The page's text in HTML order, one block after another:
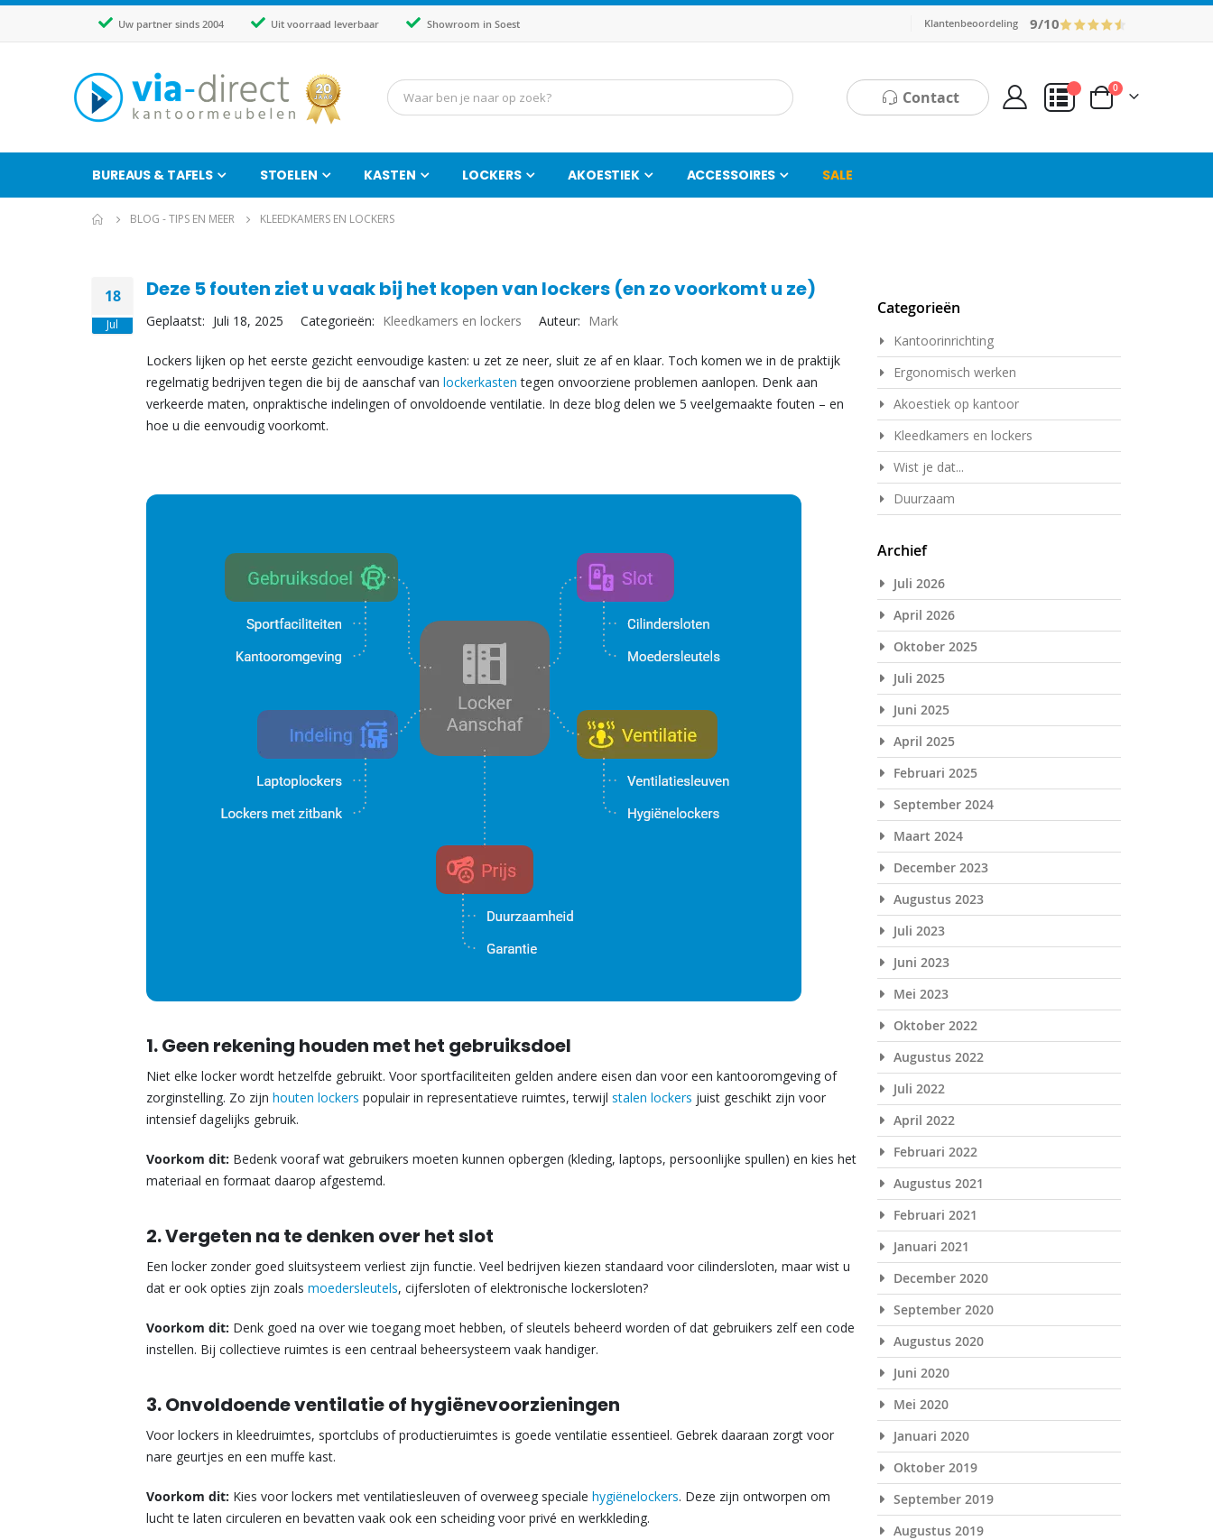
Uw partner sinds 2004 Uit voorraad leverbaar Showroom in Soest Klantenbeoordeling 9/10
Contact Cart
0producten
BUREAUS & TAFELS STOELEN KASTEN LOCKERS AKOESTIEK ACCESSOIRES SALE
BLOG - TIPS EN MEER KLEEDKAMERS EN LOCKERS
18
Jul
Deze 5 fouten ziet u vaak bij het kopen van lockers (en zo voorkomt u ze)
Geplaatst: Juli 18, 2025 Categorieën: Kleedkamers en lockers Auteur: Mark
Lockers lijken op het eerste gezicht eenvoudige kasten: u zet ze neer, sluit ze af en klaar. Toch komen we in de praktijk
regelmatig bedrijven tegen die bij de aanschaf van lockerkasten tegen onvoorziene problemen aanlopen. Denk aan
verkeerde maten, onpraktische indelingen of onvoldoende ventilatie. In deze blog delen we 5 veelgemaakte fouten – en
hoe u die eenvoudig voorkomt.
1. Geen rekening houden met het gebruiksdoel
Niet elke locker wordt hetzelfde gebruikt. Voor sportfaciliteiten gelden andere eisen dan voor een kantooromgeving of
zorginstelling. Zo zijn houten lockers populair in representatieve ruimtes, terwijl stalen lockers juist geschikt zijn voor
intensief dagelijks gebruik.
Voorkom dit: Bedenk vooraf wat gebruikers moeten kunnen opbergen (kleding, laptops, persoonlijke spullen) en kies het
materiaal en formaat daarop afgestemd.
2. Vergeten na te denken over het slot
Een locker zonder goed sluitsysteem verliest zijn functie. Veel bedrijven kiezen standaard voor cilindersloten, maar wist u
dat er ook opties zijn zoals moedersleutels, cijfersloten of elektronische lockersloten?
Voorkom dit: Denk goed na over wie toegang moet hebben, of sleutels beheerd worden of dat gebruikers zelf een code
instellen. Bij collectieve ruimtes is een centraal beheersysteem vaak handiger.
3. Onvoldoende ventilatie of hygiënevoorzieningen
Voor lockers in kleedruimtes, sportclubs of productieruimtes is goede ventilatie essentieel. Gebrek daaraan zorgt voor
nare geurtjes en een muffe kast.
Voorkom dit: Kies voor lockers met ventilatiesleuven of overweeg speciale hygiënelockers. Deze zijn ontworpen om
lucht te laten circuleren en bevatten vaak ook een scheiding voor privé en werkkleding.
Categorieën
Kantoorinrichting
Ergonomisch werken
Akoestiek op kantoor
Kleedkamers en lockers
Wist je dat...
Duurzaam
Archief
Juli 2026
April 2026
Oktober 2025
Juli 2025
Juni 2025
April 2025
Februari 2025
September 2024
Maart 2024
December 2023
Augustus 2023
Juli 2023
Juni 2023
Mei 2023
Oktober 2022
Augustus 2022
Juli 2022
April 2022
Februari 2022
Augustus 2021
Februari 2021
Januari 2021
December 2020
September 2020
Augustus 2020
Juni 2020
Mei 2020
Januari 2020
Oktober 2019
September 2019
Augustus 2019